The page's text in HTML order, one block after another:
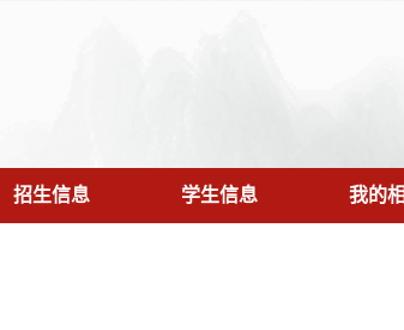
招生信息 学生信息 我的